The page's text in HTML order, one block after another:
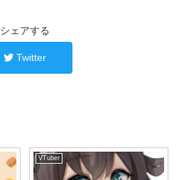
シェアする
Twitter
VTuber